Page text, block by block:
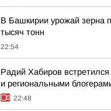
В Башкирии урожай зерна
тысяч тонн
22:54
Радий Хабиров
и региональными
22:48